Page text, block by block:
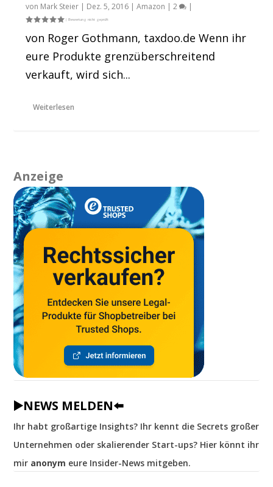
von Mark Steier | Dez. 5, 2016 |Amazon |2 |
von Roger Gothmann, taxdoo.de Wenn ihr
eure Produkte grenzüberschreitend
verkauft, wird sich...
Weiterlesen
Anzeige
▶️NEWS MELDEN⬅️
Ihr habt großartige Insights? Ihr kennt die Secrets großer
Unternehmen oder skalierender Start-ups? Hier könnt ihr
mir anonym eure Insider-News mitgeben.